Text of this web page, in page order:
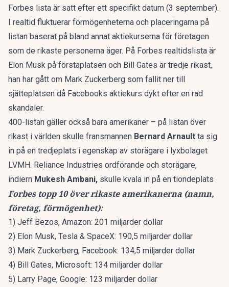
Forbes lista är satt efter ett specifikt datum (3 september).
I realtid fluktuerar förmögenheterna och placeringarna på
listan baserat på bland annat aktiekurserna för företagen
som de rikaste personerna äger. På Forbes realtidslista är
Elon Musk på förstaplatsen och Bill Gates är tredje rikast,
han har gått om Mark Zuckerberg som fallit ner till
sjätteplatsen då Facebooks aktiekurs dykt efter en rad
skandaler.
400-listan gäller också bara amerikaner – på listan över
rikast i världen skulle fransmannen Bernard Arnault ta sig
in på en tredjeplats i egenskap av storägare i lyxbolaget
LVMH. Reliance Industries ordförande och storägare,
indiern Mukesh Ambani, skulle kvala in på en tiondeplats
Forbes topp 10 över rikaste amerikanerna (namn,
företag, förmögenhet):
1) Jeff Bezos, Amazon: 201 miljarder dollar
2) Elon Musk, Tesla & SpaceX: 190,5 miljarder dollar
3) Mark Zuckerberg, Facebook: 134,5 miljarder dollar
4) Bill Gates, Microsoft: 134 miljarder dollar
5) Larry Page, Google: 123 miljarder dollar